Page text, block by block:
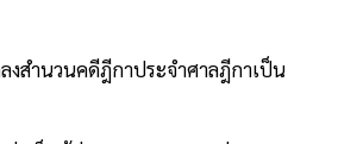
สำนวนคดีฎีกาประจำศาลฎีกาเป็น